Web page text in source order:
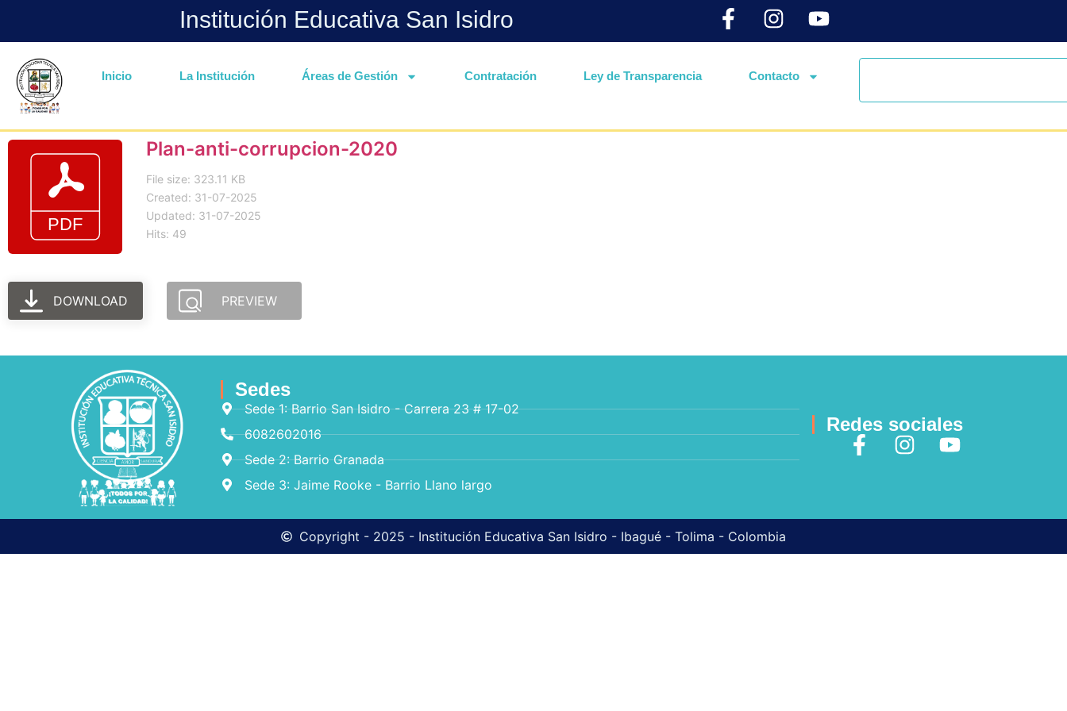
Institución Educativa San Isidro
Inicio La Institución Áreas de Gestión Contratación Ley de Transparencia Contacto
Plan-anti-corrupcion-2020
File size: 323.11 KB
Created: 31-07-2025
Updated: 31-07-2025
Hits: 49
DOWNLOAD PREVIEW
Sedes
Sede 1: Barrio San Isidro - Carrera 23 # 17-02
6082602016
Sede 2: Barrio Granada
Sede 3: Jaime Rooke - Barrio Llano largo
Redes sociales
Copyright - 2025 - Institución Educativa San Isidro - Ibagué - Tolima - Colombia